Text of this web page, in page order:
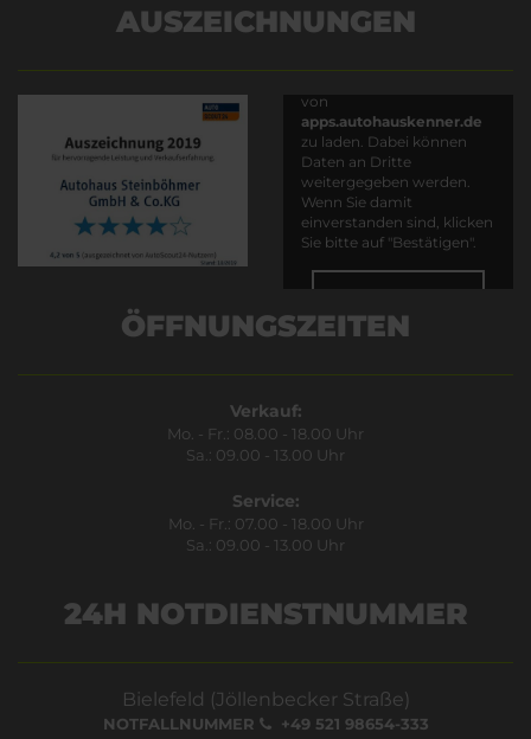
AUSZEICHNUNGEN
von
apps.autohauskenner.de
zu laden. Dabei können
Daten an Dritte
weitergegeben werden.
Wenn Sie damit
einverstanden sind, klicken
Sie bitte auf "Bestätigen".
ÖFFNUNGSZEITEN
Verkauf:
Mo. - Fr.: 08.00 - 18.00 Uhr
Sa.: 09.00 - 13.00 Uhr
Service:
Mo. - Fr.: 07.00 - 18.00 Uhr
Sa.: 09.00 - 13.00 Uhr
24H NOTDIENSTNUMMER
Bielefeld (Jöllenbecker Straße)
NOTFALLNUMMER +49 521 98654-333